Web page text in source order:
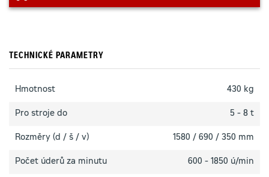
TECHNICKÉ PARAMETRY
Hmotnost 430 kg
Pro stroje do 5 - 8 t
Rozměry (d / š / v) 1580 / 690 / 350 mm
Počet úderů za minutu 600 - 1850 ú/min